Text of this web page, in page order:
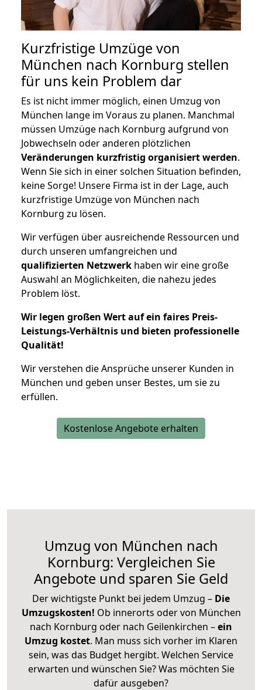
Kurzfristige Umzüge von
München nach Kornburg stellen
für uns kein Problem dar
Es ist nicht immer möglich, einen Umzug von
München lange im Voraus zu planen. Manchmal
müssen Umzüge nach Kornburg aufgrund von
Jobwechseln oder anderen plötzlichen
Veränderungen kurzfristig organisiert werden.
Wenn Sie sich in einer solchen Situation befinden,
keine Sorge! Unsere Firma ist in der Lage, auch
kurzfristige Umzüge von München nach
Kornburg zu lösen.
Wir verfügen über ausreichende Ressourcen und
durch unseren umfangreichen und
qualifizierten Netzwerk haben wir eine große
Auswahl an Möglichkeiten, die nahezu jedes
Problem löst.
Wir legen großen Wert auf ein faires Preis-
Leistungs-Verhältnis und bieten professionelle
Qualität!
Wir verstehen die Ansprüche unserer Kunden in
München und geben unser Bestes, um sie zu
erfüllen.
Kostenlose Angebote erhalten
Umzug von München nach
Kornburg: Vergleichen Sie
Angebote und sparen Sie Geld
Der wichtigste Punkt bei jedem Umzug – Die
Umzugskosten! Ob innerorts oder von München
nach Kornburg oder nach Geilenkirchen –ein
Umzug kostet. Man muss sich vorher im Klaren
sein, was das Budget hergibt. Welchen Service
erwarten und wünschen Sie? Was möchten Sie
dafür ausgeben?